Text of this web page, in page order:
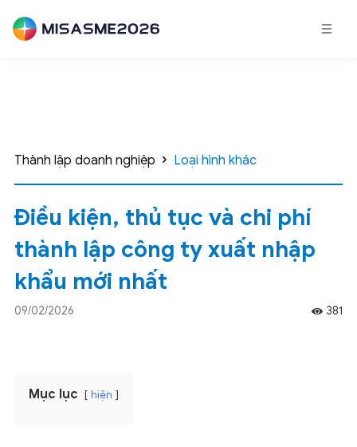
Thành lập doanh nghiệp Loại hình khác
Điều kiện, thủ tục và chi phí
thành lập công ty xuất nhập
khẩu mới nhất
09/02/2026 381
Mục lục hiện